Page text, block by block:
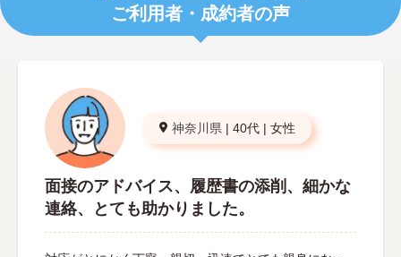
ご利用者・成約者の声
神奈川県 | 40代 | 女性
面接のアドバイス、履歴書の添削、細かな
連絡、とても助かりました。